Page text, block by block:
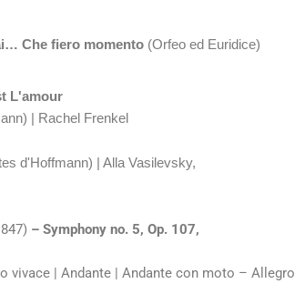
Che fiero momento (Orfeo ed Euridice)
L'amour
| Rachel Frenkel
d'Hoffmann) | Alla Vasilevsky,
– Symphony no. 5, Op. 107,
vivace | Andante | Andante con moto – Allegro